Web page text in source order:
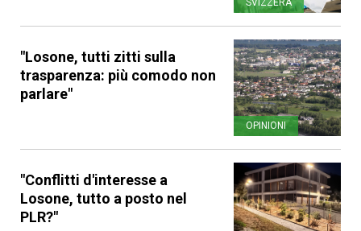
SVIZZERA
"Losone, tutti zitti sulla
trasparenza: più comodo non
parlare"
OPINIONI
"Conflitti d'interesse a
Losone, tutto a posto nel
PLR?"